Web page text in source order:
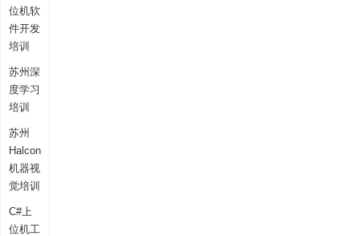
位机软
件开发
培训
苏州深
度学习
培训
苏州
Halcon
机器视
觉培训
C#上
位机工